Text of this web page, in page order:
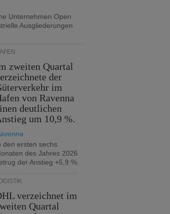
Unternehmen Open
Ausgliederungen
zweiten Quartal
der
im
von Ravenna
deutlichen
um 10,9 %.
den ersten sechs
des Jahres 2026
der Anstieg +5,9 %.
verzeichnet im
Quartal